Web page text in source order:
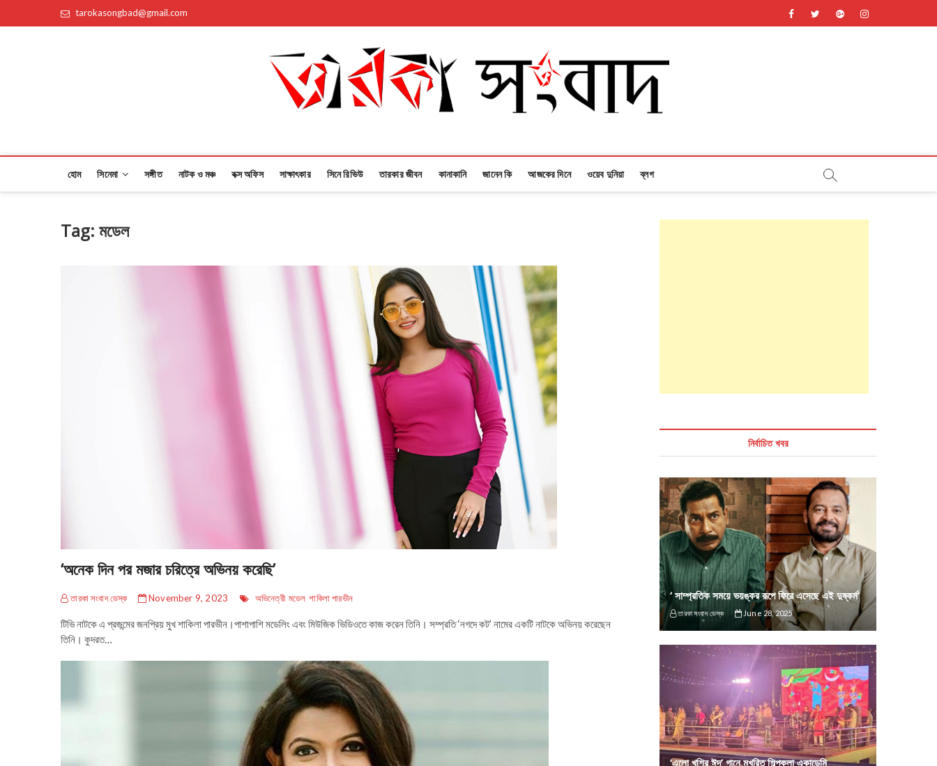
tarokasongbad@gmail.com facebooktwittergoogleplusinstagram
হোম সিনেমা সঙ্গীত নাটক ও মঞ্চ বক্স অফিস সাক্ষাৎকার সিনে রিভিউ তারকার জীবন কানাকানি জানেন কি আজকের দিনে ওয়েব দুনিয়া ব্লগ
Tag: মডেল
‘অনেক দিন পর মজার চরিত্রে অভিনয় করেছি’
তারকা সংবাদ ডেস্ক November 9, 2023 অভিনেত্রী মডেল শাকিলা পারভীন
টিভি নাটকে এ প্রজন্মের জনপ্রিয় মুখ শাকিলা পারভীন।পাশাপাশি মডেলিং এবং মিউজিক ভিডিওতে কাজ করেন তিনি। সম্প্রতি ‘নগদে কট’ নামের একটি নাটকে অভিনয় করেছেন
তিনি। কুদরত…
নির্বাচিত খবর
‘ সাম্প্রতিক সময়ে ভয়ঙ্কর রূপে ফিরে এসেছে এই দুষ্কর্ম’
তারকা সংবাদ ডেস্ক June 28, 2025
‘এলো খুশির ঈদ’ গানে মুখরিত শিল্পকলা একাডেমি